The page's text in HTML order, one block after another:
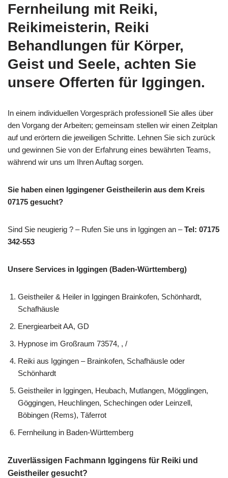
Fernheilung mit Reiki,
Reikimeisterin, Reiki
Behandlungen für Körper,
Geist und Seele, achten Sie
unsere Offerten für Iggingen.
In einem individuellen Vorgespräch professionell Sie alles über
den Vorgang der Arbeiten; gemeinsam stellen wir einen Zeitplan
auf und erörtern die jeweiligen Schritte. Lehnen Sie sich zurück
und gewinnen Sie von der Erfahrung eines bewährten Teams,
während wir uns um Ihren Auftag sorgen.
Sie haben einen Iggingener Geistheilerin aus dem Kreis
07175 gesucht?
Sind Sie neugierig ? – Rufen Sie uns in Iggingen an –Tel: 07175
342-553
Unsere Services in Iggingen (Baden-Württemberg)
Geistheiler & Heiler in Iggingen Brainkofen, Schönhardt,
Schafhäusle
Energiearbeit AA, GD
Hypnose im Großraum 73574, , /
Reiki aus Iggingen – Brainkofen, Schafhäusle oder
Schönhardt
Geistheiler in Iggingen, Heubach, Mutlangen, Mögglingen,
Göggingen, Heuchlingen, Schechingen oder Leinzell,
Böbingen (Rems), Täferrot
Fernheilung in Baden-Württemberg
Zuverlässigen Fachmann Iggingens für Reiki und
Geistheiler gesucht?